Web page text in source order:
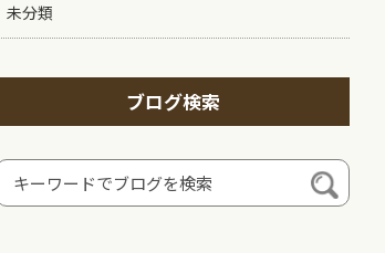
未分類
ブログ検索